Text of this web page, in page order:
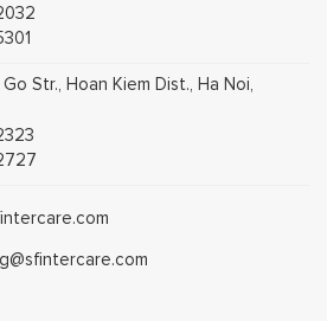
Str., Hoan Kiem Dist., Ha Noi,